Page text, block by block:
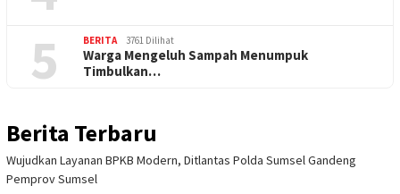
5 BERITA 3761 Dilihat
Warga Mengeluh Sampah Menumpuk
Timbulkan…
Berita Terbaru
Wujudkan Layanan BPKB Modern, Ditlantas Polda Sumsel Gandeng
Pemprov Sumsel